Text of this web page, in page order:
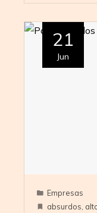
21
Jun
Empresas
absurdos,